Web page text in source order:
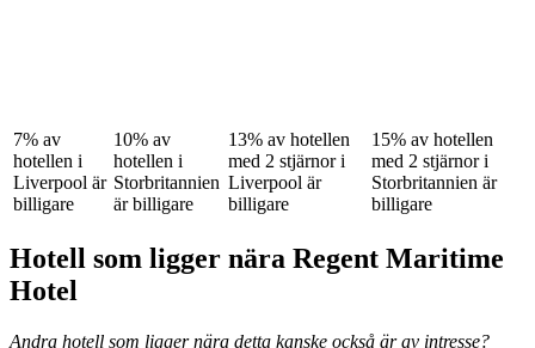
7% av
hotellen i
Liverpool är
billigare
10% av
hotellen i
Storbritannien
är billigare
13% av hotellen
med 2 stjärnor i
Liverpool är
billigare
15% av hotellen
med 2 stjärnor i
Storbritannien är
billigare
Hotell som ligger nära Regent Maritime
Hotel
Andra hotell som ligger nära detta kanske också är av intresse?